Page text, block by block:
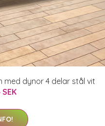
dynor 4 delar stål vit